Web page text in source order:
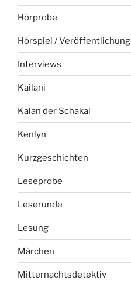
Hörprobe
Hörspiel / Veröffentlichung
Interviews
Kailani
Kalan der Schakal
Kenlyn
Kurzgeschichten
Leseprobe
Leserunde
Lesung
Märchen
Mitternachtsdetektiv